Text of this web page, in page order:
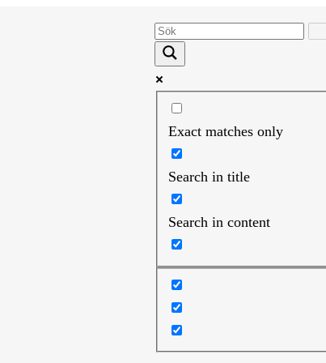
Exact matches only
Search in title
Search in content